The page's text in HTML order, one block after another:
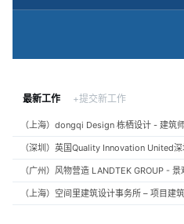
最新工作 +提交新工作